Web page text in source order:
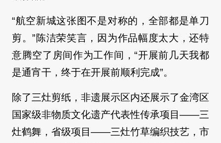
“航空新城这张图不是对称的，全部都是单刀
剪。”陈洁荣笑言，因为作品幅度太大，还特
意腾空了房间作为工作间，“开展前几天我都
是通宵干，终于在开展前顺利完成”。
除了三灶剪纸，非遗展示区内还展示了金湾区
国家级非物质文化遗产代表性传承项目——三
灶鹤舞，省级项目——三灶竹草编织技艺，市